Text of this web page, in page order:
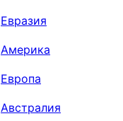
Евразия
Америка
Европа
Австралия